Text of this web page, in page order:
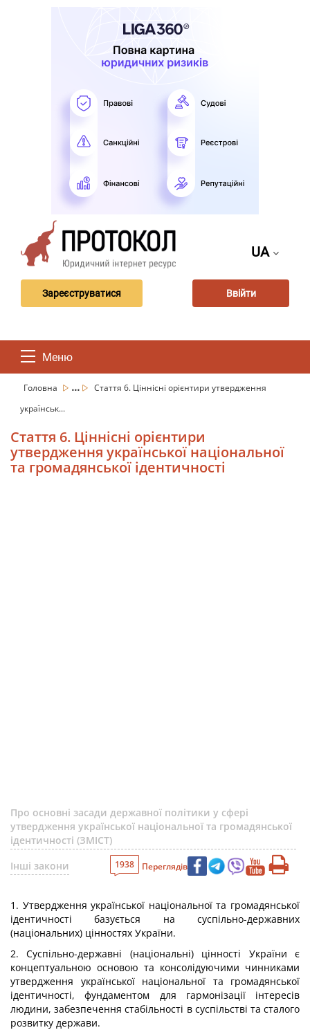
UA
Зареєструватися Ввійти
Меню
Головна ...
Стаття 6. Ціннісні орієнтири утвердження
українськ...
Стаття 6. Ціннісні орієнтири
утвердження української національної
та громадянської ідентичності
Про основні засади державної політики у сфері
утвердження української національної та громадянської
ідентичності (ЗМІСТ)
Інші закони
1938 Переглядів
1. Утвердження української національної та громадянської
ідентичності базується на суспільно-державних
(національних) цінностях України.
2. Суспільно-державні (національні) цінності України є
концептуальною основою та консолідуючими чинниками
утвердження української національної та громадянської
ідентичності, фундаментом для гармонізації інтересів
людини, забезпечення стабільності в суспільстві та сталого
розвитку держави.